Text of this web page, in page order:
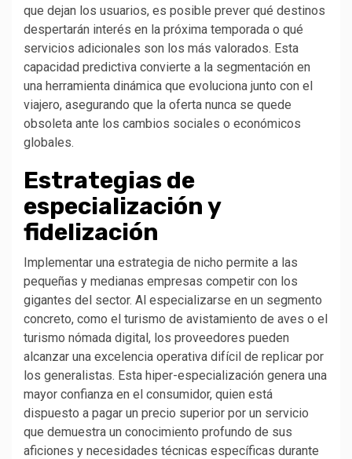
que dejan los usuarios, es posible prever qué destinos
despertarán interés en la próxima temporada o qué
servicios adicionales son los más valorados. Esta
capacidad predictiva convierte a la segmentación en
una herramienta dinámica que evoluciona junto con el
viajero, asegurando que la oferta nunca se quede
obsoleta ante los cambios sociales o económicos
globales.
Estrategias de
especialización y
fidelización
Implementar una estrategia de nicho permite a las
pequeñas y medianas empresas competir con los
gigantes del sector. Al especializarse en un segmento
concreto, como el turismo de avistamiento de aves o el
turismo nómada digital, los proveedores pueden
alcanzar una excelencia operativa difícil de replicar por
los generalistas. Esta hiper-especialización genera una
mayor confianza en el consumidor, quien está
dispuesto a pagar un precio superior por un servicio
que demuestra un conocimiento profundo de sus
aficiones y necesidades técnicas específicas durante